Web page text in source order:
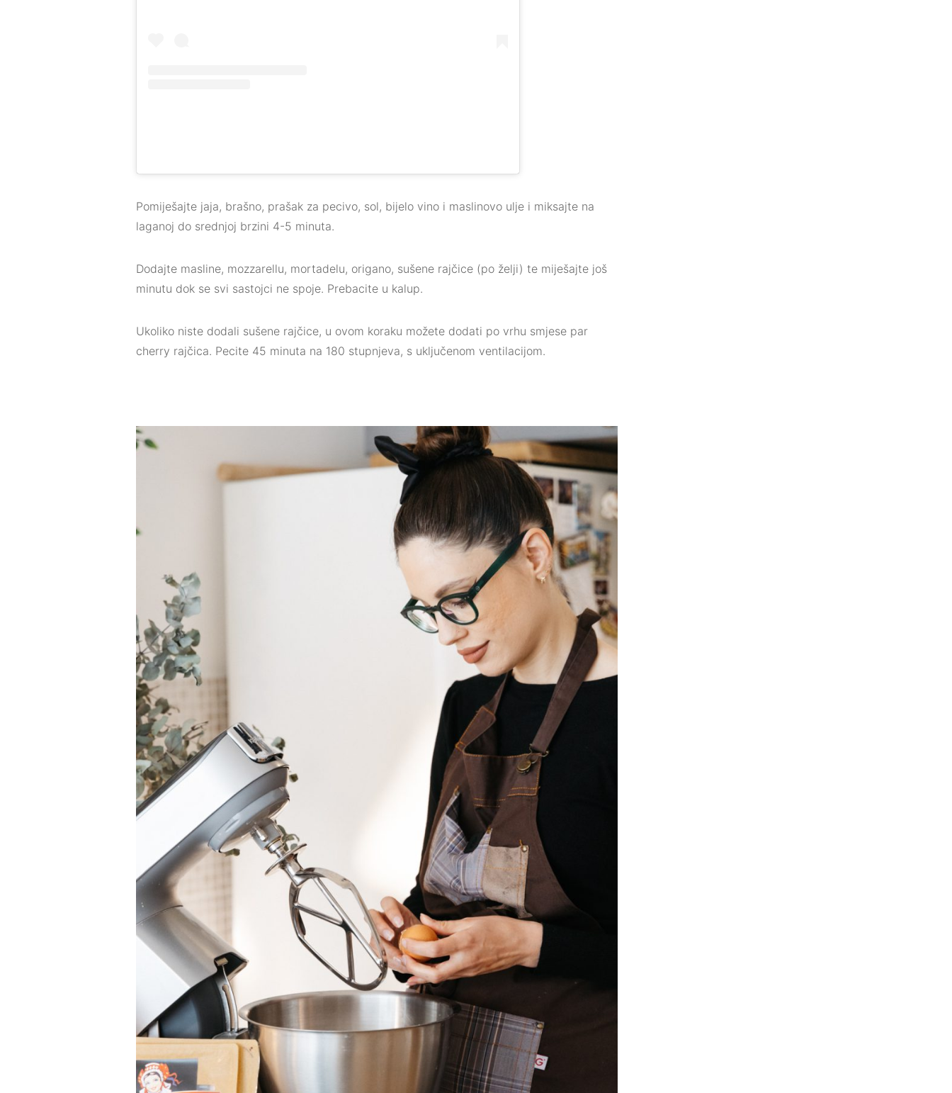
Pomiješajte jaja, brašno, prašak za pecivo, sol, bijelo vino i maslinovo ulje i miksajte na
laganoj do srednjoj brzini 4-5 minuta.
Dodajte masline, mozzarellu, mortadelu, origano, sušene rajčice (po želji) te miješajte još
minutu dok se svi sastojci ne spoje. Prebacite u kalup.
Ukoliko niste dodali sušene rajčice, u ovom koraku možete dodati po vrhu smjese par
cherry rajčica. Pecite 45 minuta na 180 stupnjeva, s uključenom ventilacijom.